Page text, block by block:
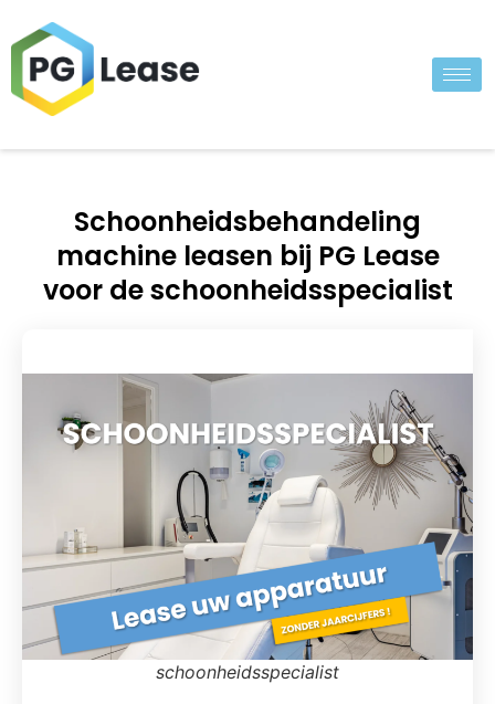
Schoonheidsbehandeling
machine leasen bij PG Lease
voor de schoonheidsspecialist
schoonheidsspecialist